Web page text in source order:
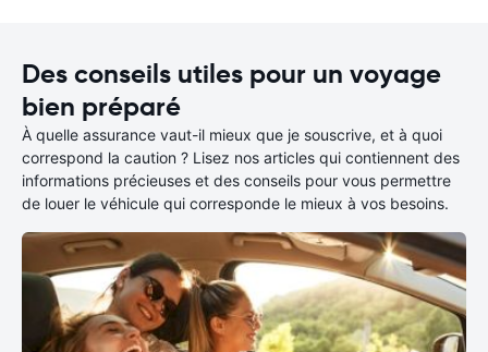
Des conseils utiles pour un voyage
bien préparé
À quelle assurance vaut-il mieux que je souscrive, et à quoi
correspond la caution ? Lisez nos articles qui contiennent des
informations précieuses et des conseils pour vous permettre
de louer le véhicule qui corresponde le mieux à vos besoins.